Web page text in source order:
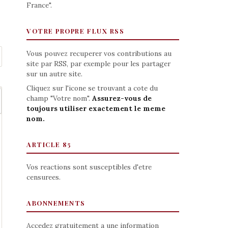
France".
VOTRE PROPRE FLUX RSS
Vous pouvez recuperer vos contributions au
site par RSS, par exemple pour les partager
sur un autre site.
Cliquez sur l'icone se trouvant a cote du
champ "Votre nom". Assurez-vous de
toujours utiliser exactement le meme
nom.
ARTICLE 85
Vos reactions sont susceptibles d'etre
censurees.
ABONNEMENTS
Accedez gratuitement a une information